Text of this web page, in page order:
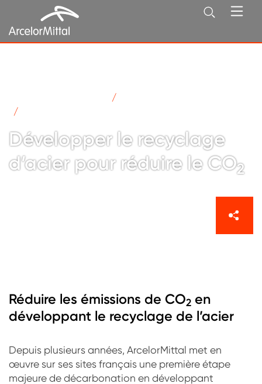
Développer le recyclage
d’acier pour réduire le CO2
Réduire les émissions de CO2 en
développant le recyclage de l’acier
Depuis plusieurs années, ArcelorMittal met en
œuvre sur ses sites français une première étape
majeure de décarbonation en développant